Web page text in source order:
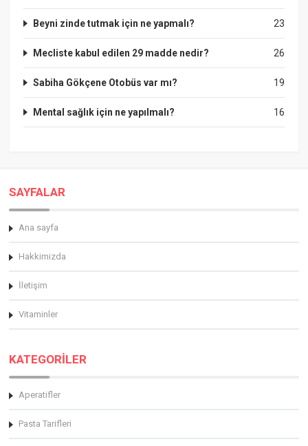
23
Beyni zinde tutmak için ne yapmalı?
26
Mecliste kabul edilen 29 madde nedir?
19
Sabiha Gökçene Otobüs var mı?
16
Mental sağlık için ne yapılmalı?
SAYFALAR
Ana sayfa
Hakkimizda
İletişim
Vitaminler
KATEGORİLER
Aperatifler
Pasta Tarifleri